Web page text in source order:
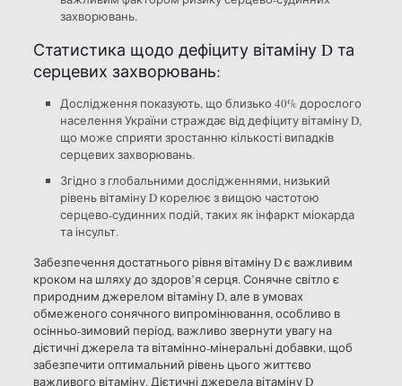
захворювань.
Статистика щодо дефіциту вітаміну D та
серцевих захворювань:
Дослідження показують, що близько 40% дорослого
населення України страждає від дефіциту вітаміну D,
що може сприяти зростанню кількості випадків
серцевих захворювань.
Згідно з глобальними дослідженнями, низький
рівень вітаміну D корелює з вищою частотою
серцево-судинних подій, таких як інфаркт міокарда
та інсульт.
Забезпечення достатнього рівня вітаміну D є важливим
кроком на шляху до здоров’я серця. Сонячне світло є
природним джерелом вітаміну D, але в умовах
обмеженого сонячного випромінювання, особливо в
осінньо-зимовий період, важливо звернути увагу на
дієтичні джерела та вітамінно-мінеральні добавки, щоб
забезпечити оптимальний рівень цього життєво
важливого вітаміну. Дієтичні джерела вітаміну D